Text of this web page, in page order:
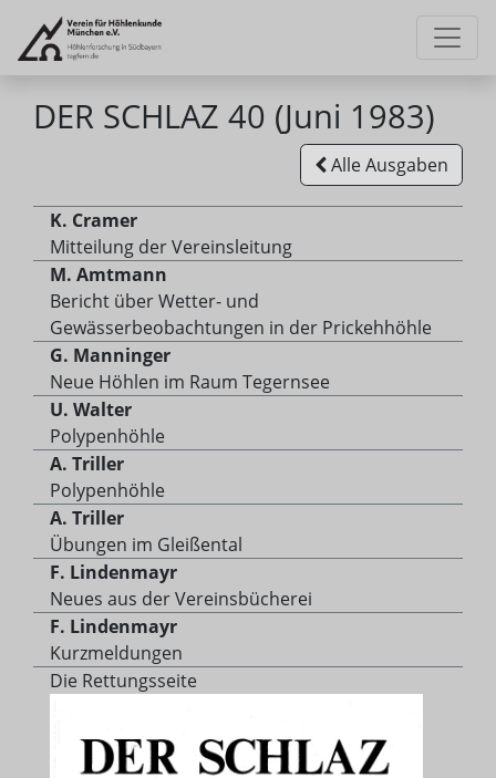
DER SCHLAZ 40 (Juni 1983)
Alle Ausgaben
K. Cramer
Mitteilung der Vereinsleitung
M. Amtmann
Bericht über Wetter- und
Gewässerbeobachtungen in der Prickehhöhle
G. Manninger
Neue Höhlen im Raum Tegernsee
U. Walter
Polypenhöhle
A. Triller
Polypenhöhle
A. Triller
Übungen im Gleißental
F. Lindenmayr
Neues aus der Vereinsbücherei
F. Lindenmayr
Kurzmeldungen
Die Rettungsseite